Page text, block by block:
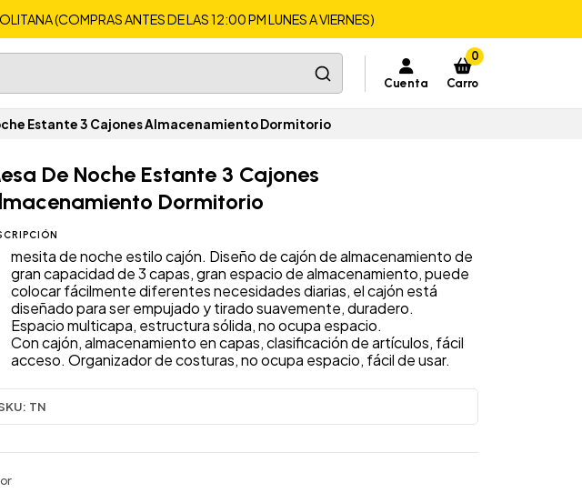
(COMPRAS ANTES DE LAS 12:00 PM LUNES A VIERNES)
Cuenta
0
Carro
Estante 3 Cajones Almacenamiento Dormitorio
De Noche Estante 3 Cajones
Dormitorio
mesita de noche estilo cajón. Diseño de cajón de almacenamiento de
gran capacidad de 3 capas, gran espacio de almacenamiento, puede
colocar fácilmente diferentes necesidades diarias, el cajón está
diseñado para ser empujado y tirado suavemente, duradero.
Espacio multicapa, estructura sólida, no ocupa espacio.
Con cajón, almacenamiento en capas, clasificación de artículos, fácil
acceso. Organizador de costuras, no ocupa espacio, fácil de usar.
TN